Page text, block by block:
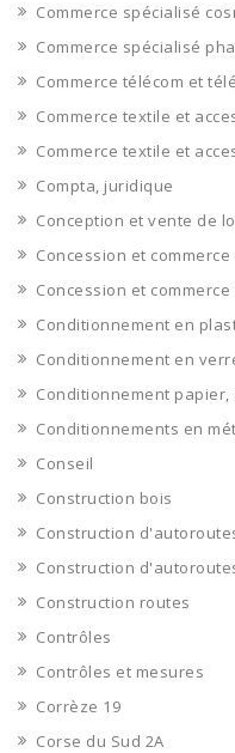
Commerce spécialisé
Commerce spécialisé
Commerce télécom et
Commerce textile et
Commerce textile et
Compta, juridique
Conception et vente de
Concession et
Concession et
Conditionnement en
Conditionnement en
Conditionnement papier,
Conditionnements en
Conseil
Construction bois
Construction
Construction
Construction routes
Contrôles
Contrôles et mesures
Corrèze 19
Corse du Sud 2A